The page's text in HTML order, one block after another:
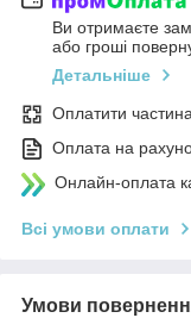
Ви отримаєте
або гроші
Детальніше
Оплатити
Оплата на
Онлайн-оплата
Всі умови оплати
Умови